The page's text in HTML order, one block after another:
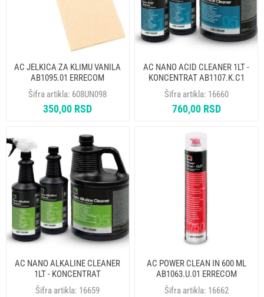
AC JELKICA ZA KLIMU VANILA
AB1095.01 ERRECOM
Šifra artikla: 608UN098
350,00 RSD
AC NANO ACID CLEANER 1LT -
KONCENTRAT AB1107.K.C1
ERRECOM
Šifra artikla: 16660
760,00 RSD
AC NANO ALKALINE CLEANER
1LT - KONCENTRAT
AB1106.K.C1 ERRECOM
Šifra artikla: 16659
AC POWER CLEAN IN 600 ML
AB1063.U.01 ERRECOM
Šifra artikla: 16662